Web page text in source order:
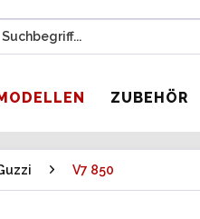
ZUBEHÖR
V7 850